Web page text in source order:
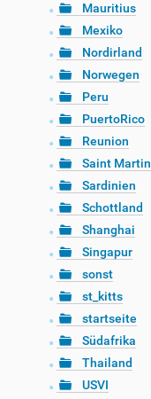
Mauritius
Mexiko
Nordirland
Norwegen
Peru
PuertoRico
Reunion
Saint Martin
Sardinien
Schottland
Shanghai
Singapur
sonst
st_kitts
startseite
Südafrika
Thailand
USVI